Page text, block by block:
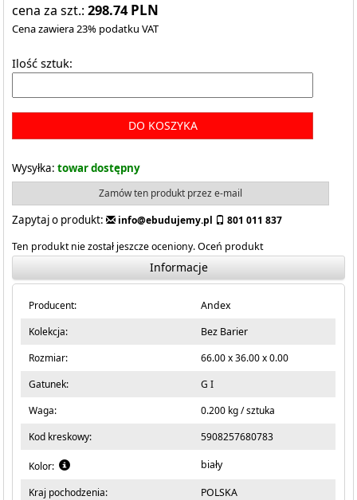
cena za szt.:298.74PLN
Cena zawiera 23% podatku VAT
Ilość sztuk:
DO KOSZYKA
Wysyłka: towar dostępny
Zamów ten produkt przez e-mail
Zapytaj o produkt: info@ebudujemy.pl
801 011 837
Ten produkt nie został jeszcze oceniony.Oceń produkt
Informacje
Producent:
Andex
Kolekcja:
Bez Barier
Rozmiar:
66.00 x 36.00 x 0.00
Gatunek:
G I
Waga:
0.200 kg / sztuka
Kod kreskowy:
5908257680783
Kolor: biały
Kraj pochodzenia:
POLSKA